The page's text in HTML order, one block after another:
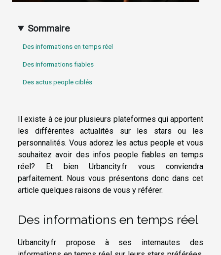
Sommaire
Des informations en temps réel
Des informations fiables
Des actus people ciblés
Il existe à ce jour plusieurs plateformes qui apportent
les différentes actualités sur les stars ou les
personnalités. Vous adorez les actus people et vous
souhaitez avoir des infos people fiables en temps
réel? Et bien Urbancity.fr vous conviendra
parfaitement. Nous vous présentons donc dans cet
article quelques raisons de vous y référer.
Des informations en temps réel
Urbancity.fr propose à ses internautes des